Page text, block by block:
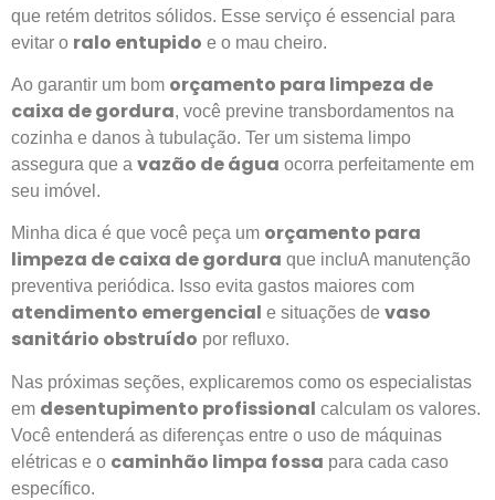
que retém detritos sólidos. Esse serviço é essencial para
evitar o ralo entupido e o mau cheiro.
Ao garantir um bom orçamento para limpeza de
caixa de gordura, você previne transbordamentos na
cozinha e danos à tubulação. Ter um sistema limpo
assegura que a vazão de água ocorra perfeitamente em
seu imóvel.
Minha dica é que você peça um orçamento para
limpeza de caixa de gordura que incluA manutenção
preventiva periódica. Isso evita gastos maiores com
atendimento emergencial e situações de vaso
sanitário obstruído por refluxo.
Nas próximas seções, explicaremos como os especialistas
em desentupimento profissional calculam os valores.
Você entenderá as diferenças entre o uso de máquinas
elétricas e o caminhão limpa fossa para cada caso
específico.